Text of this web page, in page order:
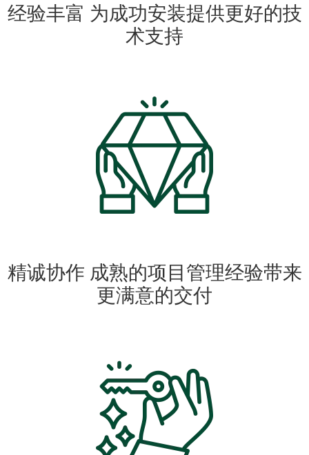
经验丰富 为成功安装提供更好的技
术支持
精诚协作 成熟的项目管理经验带来
更满意的交付